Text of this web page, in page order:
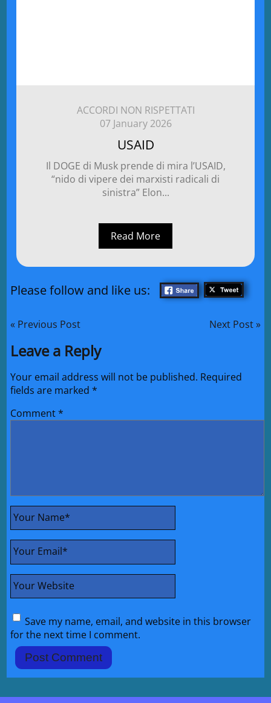
ACCORDI NON RISPETTATI
07 January 2026
USAID
Il DOGE di Musk prende di mira l’USAID,
“nido di vipere dei marxisti radicali di
sinistra” Elon...
Read More
Please follow and like us:
« Previous Post Next Post »
Leave a Reply
Your email address will not be published. Required
fields are marked*
Comment*
Your Name*
Your Email*
Your Website
Save my name, email, and website in this browser
for the next time I comment.